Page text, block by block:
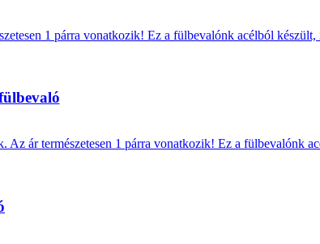
1 párra vonatkozik! Ez a fülbevalónk acélból
ár természetesen 1 párra vonatkozik! Ez a fülbevalónk